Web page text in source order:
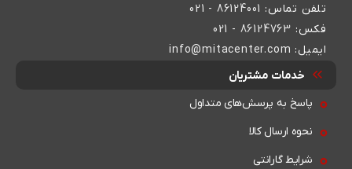
تلفن تماس: 86124001 - 021
فکس: 86124763 - 021
ایمیل: info@mitacenter.com
خدمات مشتریان
پاسخ به پرسش‌های متداول
نحوه ارسال کالا
شرایط گارانتی